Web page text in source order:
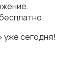
уже сегодня!